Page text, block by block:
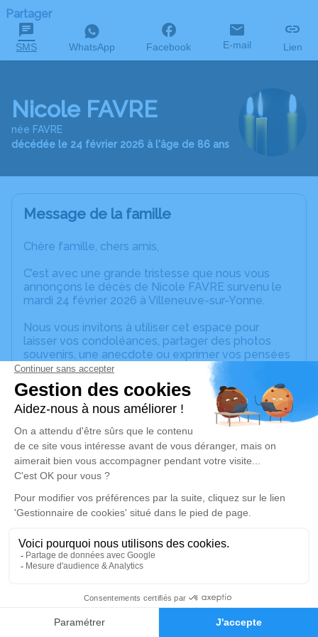
Faire-part Hommages
Partager
SMS WhatsApp Facebook E-mail Lien
Nicole FAVRE
née FAVRE
décédée le 24 février 2026 à l'âge de 86 ans
Message de la famille
Chère famille, chers amis,
C’est avec une grande tristesse que nous vous
annonçons le décès de Nicole FAVRE survenu le
mardi 24 février 2026 à Villeneuve-sur-Yonne.
Nous vous invitons à utiliser cet espace pour
laisser vos condoléances, partager des photos
souvenirs, une anecdote ou exprimer vos pensées
à travers des poèmes ou des textes. Cet endroit
est un lieu d'expression dédié à honorer la
mémoire de Nicole FAVRE.
Un service de plantation d’arbre hommage est
disponible ici.
Cérémonie religieuse
mercredi 04 mars 2026 à 14h45
Église Saint Martin de Égriselles-le-Bocage
89500 Égriselles-le-Bocage